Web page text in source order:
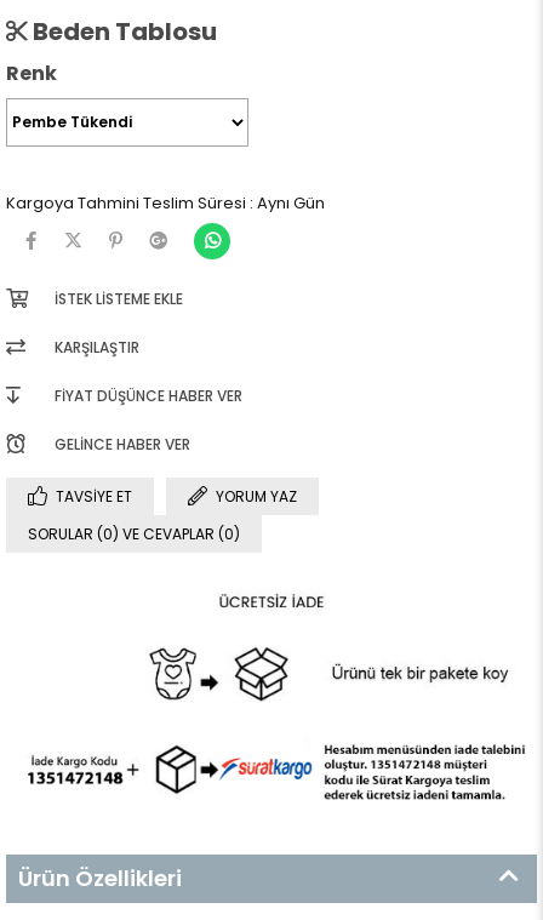
Beden Tablosu
Renk
Kargoya Tahmini Teslim Süresi : Aynı Gün
İSTEK LISTEME EKLE
KARŞILAŞTIR
FIYAT DÜŞÜNCE HABER VER
GELINCE HABER VER
TAVSIYE ET
YORUM YAZ
SORULAR (0) VE CEVAPLAR (0)
Ürün Özellikleri